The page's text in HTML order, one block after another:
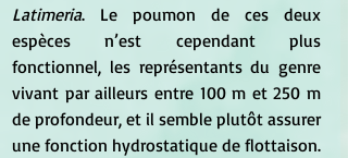
Latimeria. Le poumon de ces deux
espèces n’est cependant plus
fonctionnel, les représentants du genre
vivant par ailleurs entre 100 m et 250 m
de profondeur, et il semble plutôt assurer
une fonction hydrostatique de flottaison.